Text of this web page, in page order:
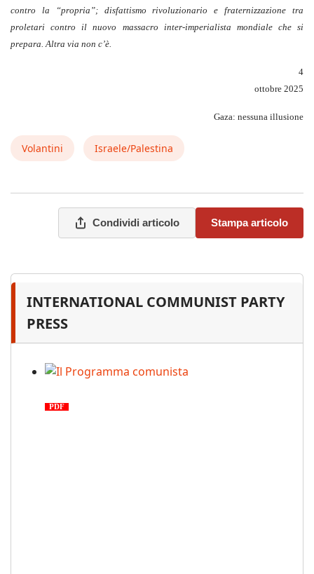
contro la “propria”; disfattismo rivoluzionario e fraternizzazione tra
proletari contro il nuovo massacro inter-imperialista mondiale che si
prepara. Altra via non c’è.
4
ottobre 2025
Gaza: nessuna illusione
Volantini Israele/Palestina
Condividi articolo Stampa articolo
INTERNATIONAL COMMUNIST PARTY
PRESS
PDF